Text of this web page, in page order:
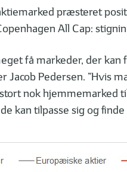
præsteret
All Cap:
få markeder, der
Pedersen. ”Hvis
nok hjemmemarked
kan tilpasse sig og